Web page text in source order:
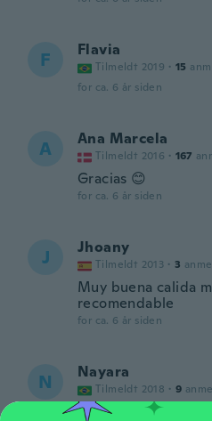
F Flavia
Tilmeldt 2019 · 15
for ca. 6 år siden
A Ana Marcela
Tilmeldt 2016 · 167
Gracias 😊
for ca. 6 år siden
J Jhoany
Tilmeldt 2013 · 3
Muy buena calida
recomendable
for ca. 6 år siden
N Nayara
Tilmeldt 2018 · 9
for ca. 6 år siden